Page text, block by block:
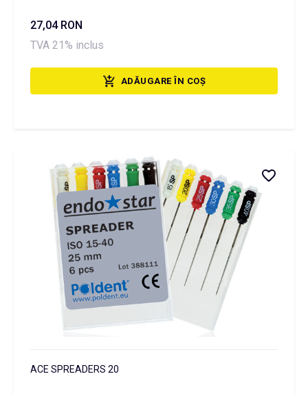
27,04 RON
TVA 21% inclus
ADĂUGARE ÎN COȘ
ACE SPREADERS 20